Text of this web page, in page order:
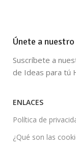
Únete a
Suscríbete a
de Ideas para tú
ENLACES
Política de
¿Qué son las